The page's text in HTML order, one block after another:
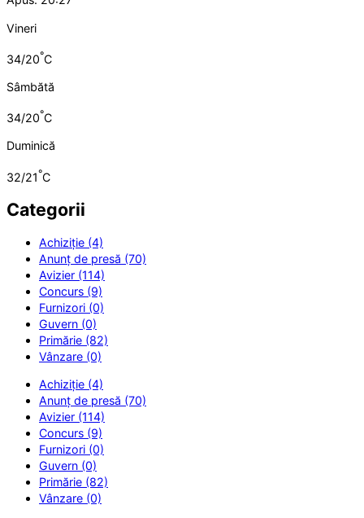
Vineri
34/20°C
Sâmbătă
34/20°C
Duminică
32/21°C
Categorii
Achiziție (4)
Anunț de presă (70)
Avizier (114)
Concurs (9)
Furnizori (0)
Guvern (0)
Primărie (82)
Vânzare (0)
Achiziție (4)
Anunț de presă (70)
Avizier (114)
Concurs (9)
Furnizori (0)
Guvern (0)
Primărie (82)
Vânzare (0)